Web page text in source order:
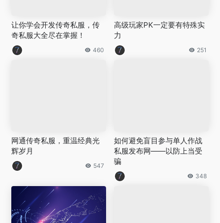
让你学会开发传奇私服，传
奇私服大全尽在掌握！
460
高级玩家PK一定要有特殊实
力
251
网通传奇私服，重温经典光
辉岁月
547
如何避免盲目参与单人作战
私服发布网——以防上当受
骗
348